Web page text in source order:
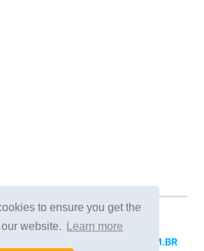
to ensure you get the
website.
Learn more
2026 DOCERO.TIPS
DOCERI.COM.BR